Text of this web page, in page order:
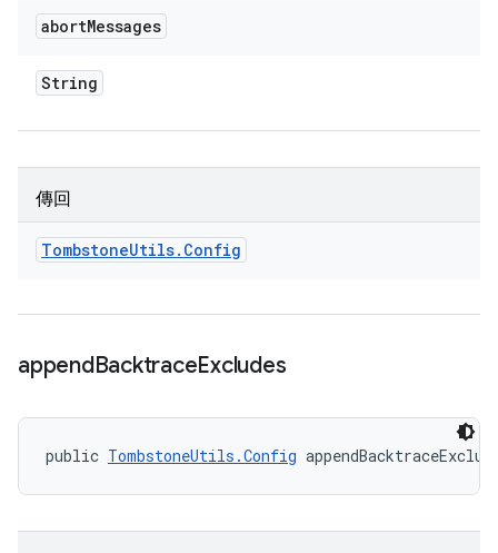
abortMessages
String
傳回
TombstoneUtils. Config
appendBacktraceExcludes
public TombstoneUtils.Config